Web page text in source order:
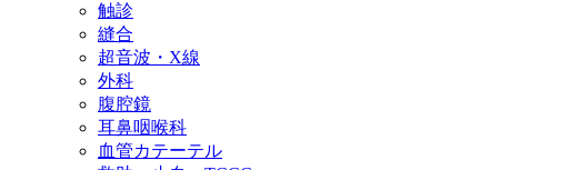
触診
縫合
超音波・X線
外科
腹腔鏡
耳鼻咽喉科
血管カテーテル